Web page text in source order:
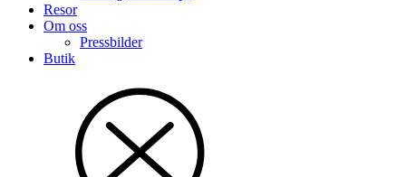
Resor
Om oss
Pressbilder
Butik